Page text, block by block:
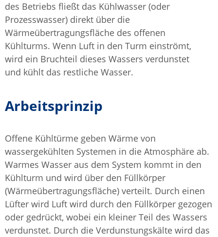
des Betriebs fließt das Kühlwasser (oder
Prozesswasser) direkt über die
Wärmeübertragungsfläche des offenen
Kühlturms. Wenn Luft in den Turm einströmt,
wird ein Bruchteil dieses Wassers verdunstet
und kühlt das restliche Wasser.
Arbeitsprinzip
Offene Kühltürme geben Wärme von
wassergekühlten Systemen in die Atmosphäre ab.
Warmes Wasser aus dem System kommt in den
Kühlturm und wird über den Füllkörper
(Wärmeübertragungsfläche) verteilt. Durch einen
Lüfter wird Luft wird durch den Füllkörper gezogen
oder gedrückt, wobei ein kleiner Teil des Wassers
verdunstet. Durch die Verdunstungskälte wird das